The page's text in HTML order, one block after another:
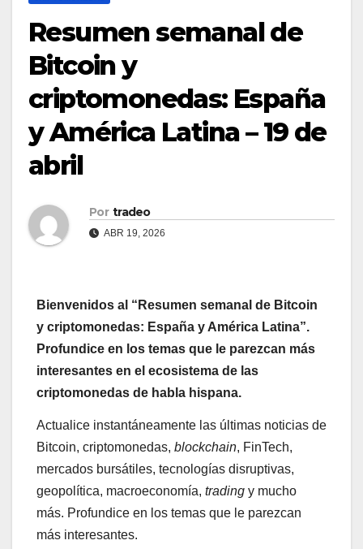
Resumen semanal de
Bitcoin y
criptomonedas: España
y América Latina – 19 de
abril
Por tradeo
ABR 19, 2026
Bienvenidos al “Resumen semanal de Bitcoin
y criptomonedas: España y América Latina”.
Profundice en los temas que le parezcan más
interesantes en el ecosistema de las
criptomonedas de habla hispana.
Actualice instantáneamente las últimas noticias de
Bitcoin, criptomonedas, blockchain, FinTech,
mercados bursátiles, tecnologías disruptivas,
geopolítica, macroeconomía, trading y mucho
más. Profundice en los temas que le parezcan
más interesantes.